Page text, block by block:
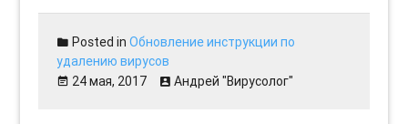
Posted inОбновление инструкции по
удалению вирусов
24 мая, 2017
Андрей "Вирусолог"